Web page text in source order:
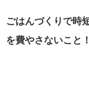
ごはんづくりで時
を費やさないこと！